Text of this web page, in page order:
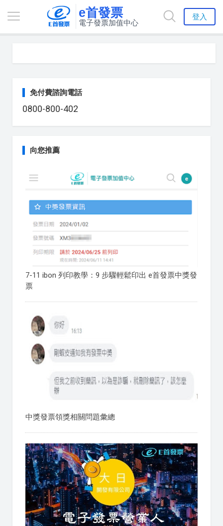
e首發票
電子發票加值中心
登入
免付費諮詢電話
0800-800-402
向您推薦
7-11 ibon 列印教學：9 步驟輕鬆印出 e首發票中獎發
票
中獎發票領獎相關問題彙總